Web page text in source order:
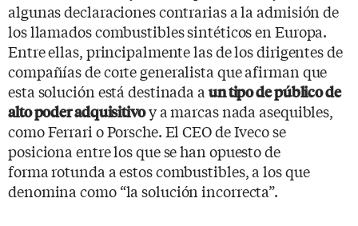
algunas declaraciones contrarias a la admisión de
los llamados combustibles sintéticos en Europa.
Entre ellas, principalmente las de los dirigentes de
compañías de corte generalista que afirman que
esta solución está destinada a un tipo de público de
alto poder adquisitivoy a marcas nada asequibles,
como Ferrari o Porsche. El CEO de Iveco se
posiciona entre los que se han opuesto de
forma rotunda a estos combustibles, a los que
denomina como “la solución incorrecta”.